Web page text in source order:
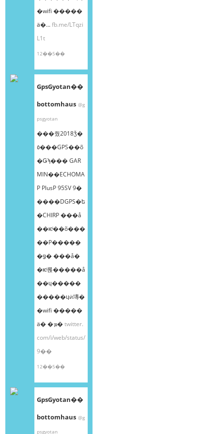
�wifi �����
ä�...fb.me/LTqzi
L1t
12��5��
GpsGyotan��
bottomhaus @g
psgyotan
���줬2018ǯ�
٥���GPS��õ
�Ǥϡ��� GAR
MIN��ECHOMA
P PlusP 95SV 9�
����DGPS�ե
�CHIRP ���å
��ѥͥ��õ���
��Ρ����ܸ�
�ǥ� ���å�
�ѥͥ롡�����å
��ɥ�����
�����ɥӥ塼�
�wifi �����
ä� �ܡ�twitter.
com/i/web/status/
9��
12��5��
GpsGyotan��
bottomhaus @g
psgyotan